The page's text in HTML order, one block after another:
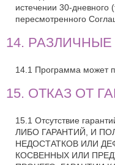
истечении 30-
пересмотренного
14.
14.1 Программа может
15. ОТКАЗ ОТ
15.1 Отсутствие
ЛИБО ГАРАНТИЙ, И
НЕДОСТАТКОВ ИЛИ
КОСВЕННЫХ ИЛИ